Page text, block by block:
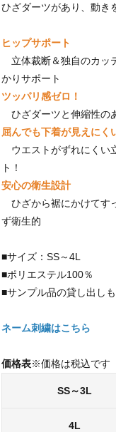
ひざダーツがあり、動き
ヒップサポート
立体裁断＆独自のカッ
かりサポート
ツッパリ感ゼロ！
ひざダーツと伸縮性の
屈んでも下着が見えにく
ウエストがずれにくい
ト！
安心の衛生設計
ひざから裾にかけてす
ず衛生的
■サイズ：SS～4L
■ポリエステル100％
■サンプル品の貸し出し
ネーム刺繍はこちら
価格表※価格は税込です
SS～3L
4L